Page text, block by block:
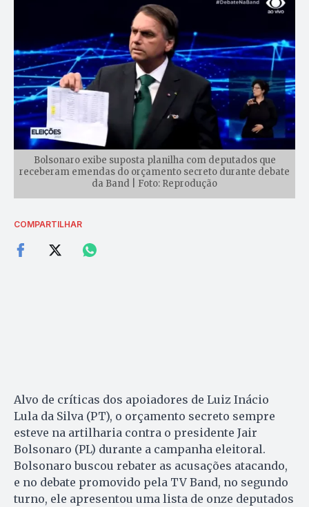
Bolsonaro exibe suposta planilha com deputados que
receberam emendas do orçamento secreto durante debate
da Band | Foto: Reprodução
COMPARTILHAR
Alvo de críticas dos apoiadores de Luiz Inácio
Lula da Silva (PT), o orçamento secreto sempre
esteve na artilharia contra o presidente Jair
Bolsonaro (PL) durante a campanha eleitoral.
Bolsonaro buscou rebater as acusações atacando,
e no debate promovido pela TV Band, no segundo
turno, ele apresentou uma lista de onze deputados